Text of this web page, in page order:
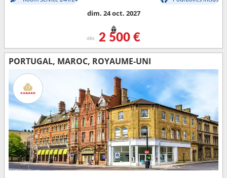
dim. 24 oct. 2027
dès 2 500 €
PORTUGAL, MAROC, ROYAUME-UNI